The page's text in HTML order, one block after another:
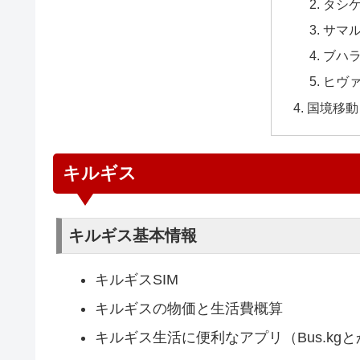
タシ
サマ
ブハラ
ヒヴァ
国境移動
キルギス
キルギス基本情報
キルギスSIM
キルギスの物価と生活費概算
キルギス生活に便利なアプリ（Bus.kgと